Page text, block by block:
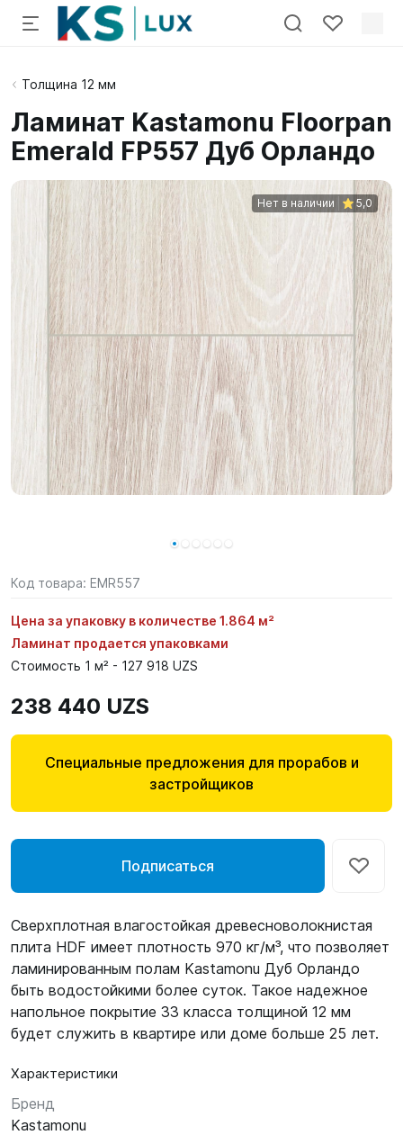
Толщина 12 мм
Ламинат Kastamonu Floorpan
Emerald FP557 Дуб Орландо
Нет в наличии 5,0
Код товара: EMR557
Цена за упаковку в количестве 1.864 м²
Ламинат продается упаковками
Стоимость 1 м² - 127 918 UZS
238 440 UZS
Специальные предложения для прорабов и
застройщиков
Подписаться
Сверхплотная влагостойкая древесноволокнистая
плита HDF имеет плотность 970 кг/м³, что позволяет
ламинированным полам Kastamonu Дуб Орландо
быть водостойкими более суток. Такое надежное
напольное покрытие 33 класса толщиной 12 мм
будет служить в квартире или доме больше 25 лет.
Характеристики
Бренд
Kastamonu